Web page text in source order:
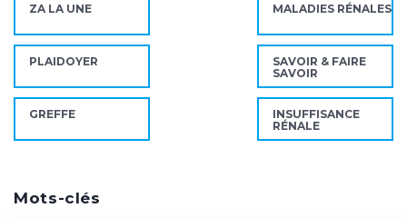
ZA LA UNE MALADIES RÉNALES
PLAIDOYER
SAVOIR & FAIRE
SAVOIR
GREFFE
INSUFFISANCE
RÉNALE
Mots-clés